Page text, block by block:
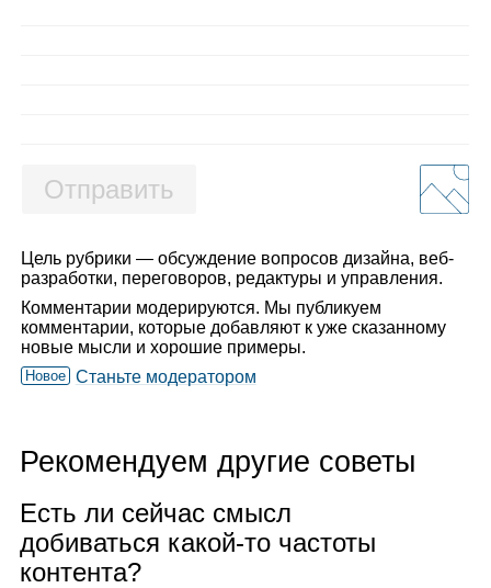
Отправить
Цель рубрики — обсуждение вопросов дизайна, веб-
разработки, переговоров, редактуры и управления.
Комментарии модерируются. Мы публикуем
комментарии, которые добавляют к уже сказанному
новые мысли и хорошие примеры.
Новое Станьте модератором
Рекомендуем другие советы
Есть ли сей­час смысл
доби­ваться какой‑то частоты
кон­тента?